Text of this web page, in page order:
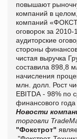
повышают
компаний в
компаний
оговорок за
аудиторские
стороны
чистая выручка
составила 898,8
начисления
млн. долл. Рост
EBITDA - 98% по
финансового года
Новости
торговли
"Фокстрот"